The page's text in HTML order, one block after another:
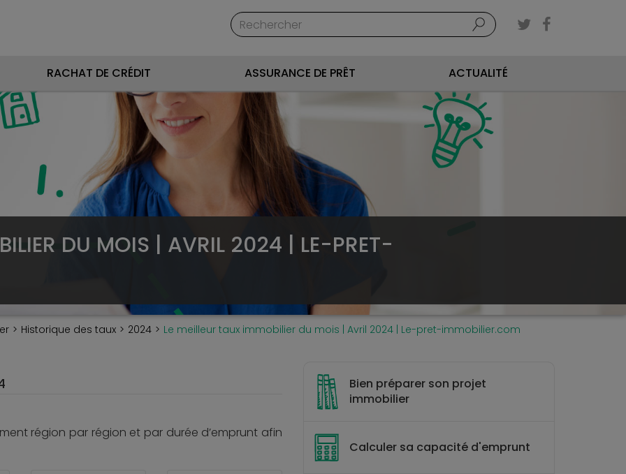
RACHAT DE CRÉDIT ASSURANCE DE PRÊT ACTUALITÉ
DU MOIS | AVRIL 2024 | LE-PRET-
Historique des taux 2024 Le meilleur taux immobilier du mois | Avril 2024 | Le-pret-immobilier.com
région par région et par durée d’emprunt afin
Bien préparer son projet
immobilier
Calculer sa capacité d'emprunt